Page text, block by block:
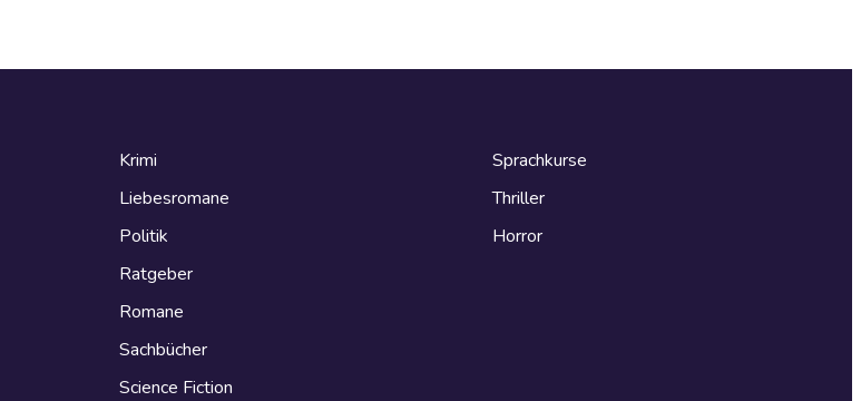
Krimi
Liebesromane
Politik
Ratgeber
Romane
Sachbücher
Science Fiction
Sprachkurse
Thriller
Horror